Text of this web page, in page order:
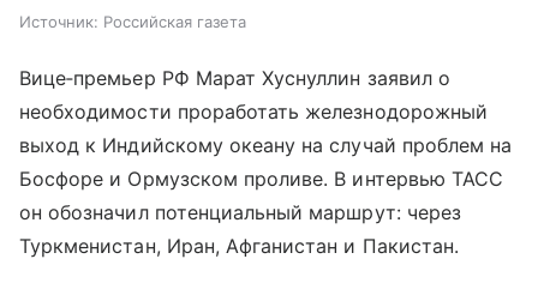
Источник: Российская газета
Вице‑премьер РФ Марат Хуснуллин заявил о
необходимости проработать железнодорожный
выход к Индийскому океану на случай проблем на
Босфоре и Ормузском проливе. В интервью ТАСС
он обозначил потенциальный маршрут: через
Туркменистан, Иран, Афганистан и Пакистан.